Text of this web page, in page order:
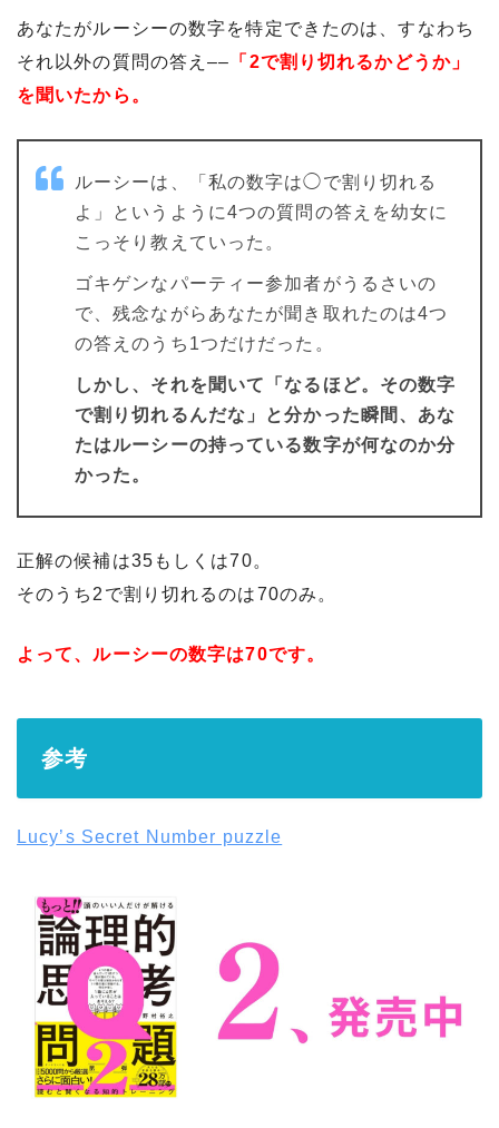
あなたがルーシーの数字を特定できたのは、すなわち
それ以外の質問の答え–– 「2で割り切れるかどうか」
を聞いたから。
ルーシーは、「私の数字は◯で割り切れる
よ」というように4つの質問の答えを幼女に
こっそり教えていった。
ゴキゲンなパーティー参加者がうるさいの
で、残念ながらあなたが聞き取れたのは4つ
の答えのうち1つだけだった。
しかし、それを聞いて「なるほど。その数字
で割り切れるんだな」と分かった瞬間、あな
たはルーシーの持っている数字が何なのか分
かった。
正解の候補は35もしくは70。
そのうち2で割り切れるのは70のみ。
よって、ルーシーの数字は70です。
参考
Lucy’s Secret Number puzzle